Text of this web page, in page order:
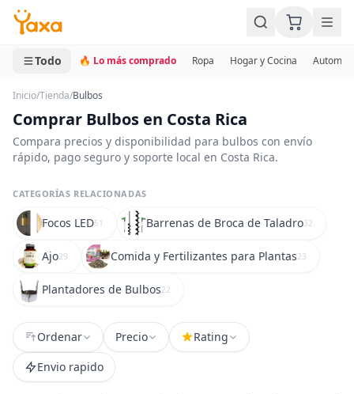
MINI CARRITO
0 productos
Todo 🔥 Lo más comprado Ropa Hogar y Cocina
Inicio/Tienda/Bulbos
Comprar Bulbos en Costa Rica
Compara precios y disponibilidad para bulbos con envío
rápido, pago seguro y soporte local en Costa Rica.
CATEGORÍAS RELACIONADAS
Focos LED51 Barrenas de Broca de Taladro32
Ajo29 Comida y Fertilizantes para Plantas23
Plantadores de Bulbos22
Ordenar Precio
Rating
Envio rapido